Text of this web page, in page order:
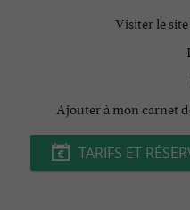
Visiter le
Ajouter à mon carnet
TARIFS ET